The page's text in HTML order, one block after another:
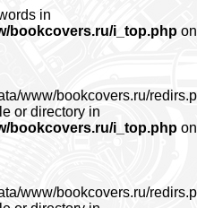
in
bookcovers.ru/i_top.php on
www/bookcovers.ru/
or directory in
bookcovers.ru/i_top.php on
www/bookcovers.ru/